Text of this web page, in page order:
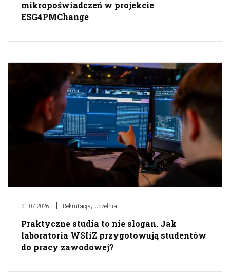
mikropoświadczeń w projekcie
ESG4PMChange
31.07.2026 Rekrutacja, Uczelnia
Praktyczne studia to nie slogan. Jak
laboratoria WSIiZ przygotowują studentów
do pracy zawodowej?